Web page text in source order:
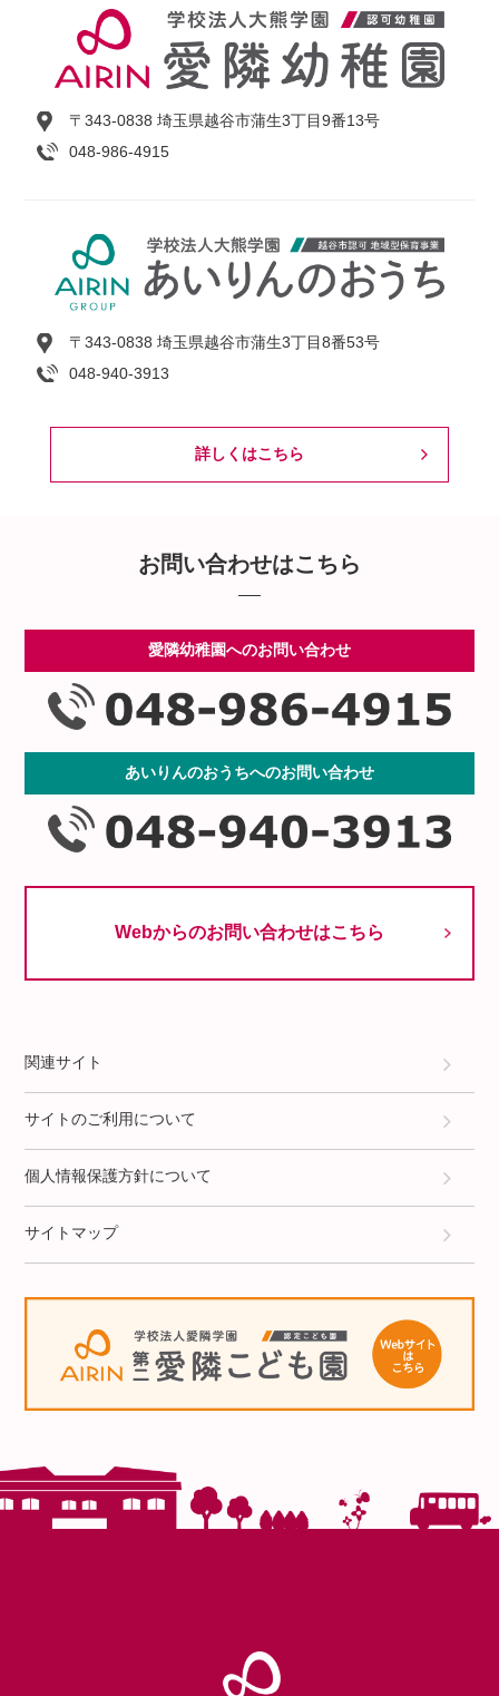
〒343-0838 埼玉県越谷市蒲生3丁目9番13号
048-986-4915
〒343-0838 埼玉県越谷市蒲生3丁目8番53号
048-940-3913
詳しくはこちら
お問い合わせはこちら
愛隣幼稚園へのお問い合わせ
あいりんのおうちへのお問い合わせ
Webからのお問い合わせはこちら
関連サイト
サイトのご利用について
個人情報保護方針について
サイトマップ